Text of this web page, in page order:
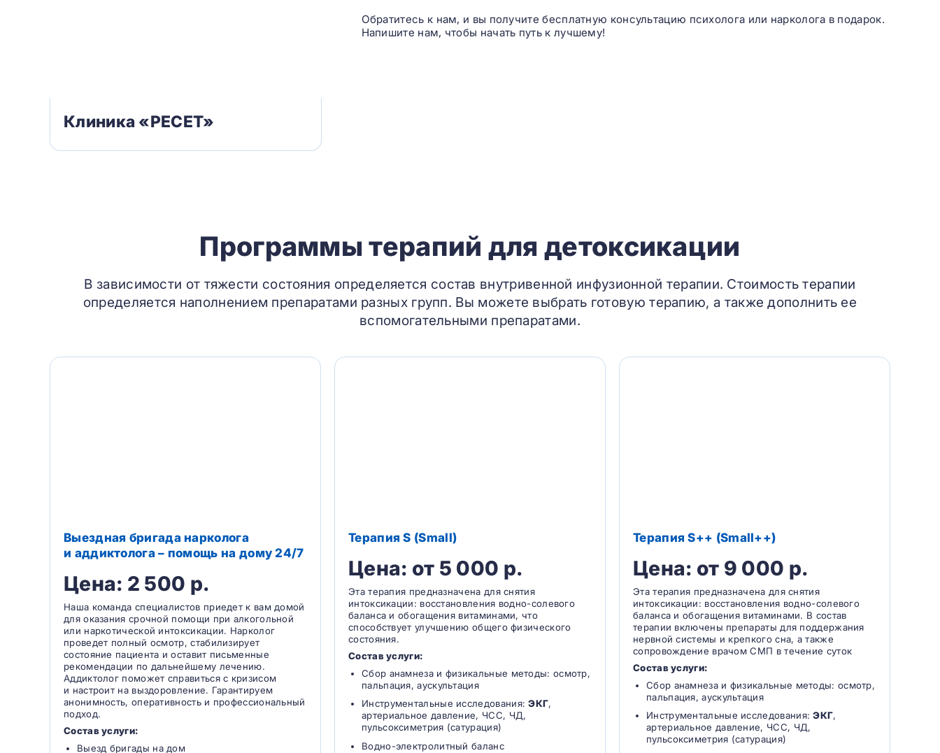
Клиника «РЕСЕТ»
Обратитесь к нам, и вы получите бесплатную консультацию психолога или нарколога в подарок.
Напишите нам, чтобы начать путь к лучшему!
Программы терапий для детоксикации
В зависимости от тяжести состояния определяется состав внутривенной инфузионной терапии. Стоимость терапии
определяется наполнением препаратами разных групп. Вы можете выбрать готовую терапию, а также дополнить ее
вспомогательными препаратами.
Выездная бригада нарколога
и аддиктолога – помощь на дому 24/7
Цена: 2 500 р.
Наша команда специалистов приедет к вам домой
для оказания срочной помощи при алкогольной
или наркотической интоксикации. Нарколог
проведет полный осмотр, стабилизирует
состояние пациента и оставит письменные
рекомендации по дальнейшему лечению.
Аддиктолог поможет справиться с кризисом
и настроит на выздоровление. Гарантируем
анонимность, оперативность и профессиональный
подход.
Состав услуги:
Выезд бригады на дом
Терапия S (Small)
Цена: от 5 000 р.
Эта терапия предназначена для снятия
интоксикации: восстановления водно-солевого
баланса и обогащения витаминами, что
способствует улучшению общего физического
состояния.
Состав услуги:
Сбор анамнеза и физикальные методы: осмотр,
пальпация, аускультация
Инструментальные исследования:ЭКГ,
артериальное давление, ЧСС, ЧД,
пульсоксиметрия (сатурация)
Водно-электролитный баланс
Терапия S++ (Small++)
Цена: от 9 000 р.
Эта терапия предназначена для снятия
интоксикации: восстановления водно-солевого
баланса и обогащения витаминами. В состав
терапии включены препараты для поддержания
нервной системы и крепкого сна, а также
сопровождение врачом СМП в течение суток
Состав услуги:
Сбор анамнеза и физикальные методы: осмотр,
пальпация, аускультация
Инструментальные исследования:ЭКГ,
артериальное давление, ЧСС, ЧД,
пульсоксиметрия (сатурация)